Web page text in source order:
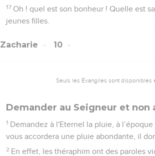
17 Oh ! quel est son bonheur ! Quelle est
jeunes filles.
Zacharie 10
Seuls les Évangiles sont disponibles
Demander au Seigneur et non
1 Demandez à l'Eternel la pluie, à
vous accordera une pluie abondante, il
2 En effet, les théraphim ont des paroles